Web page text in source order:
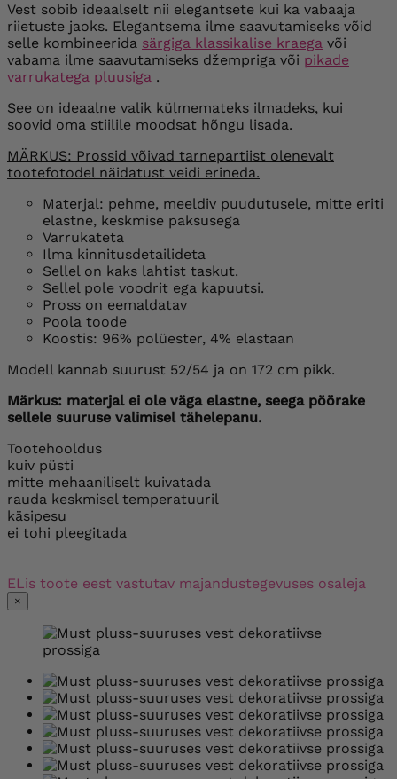
Vest sobib ideaalselt nii elegantsete kui ka vabaaja
riietuste jaoks. Elegantsema ilme saavutamiseks võid
selle kombineerida särgiga klassikalise kraega või
vabama ilme saavutamiseks džempriga või pikade
varrukatega pluusiga .
See on ideaalne valik külmemateks ilmadeks, kui
soovid oma stiilile moodsat hõngu lisada.
MÄRKUS: Prossid võivad tarnepartiist olenevalt
tootefotodel näidatust veidi erineda.
Materjal: pehme, meeldiv puudutusele, mitte eriti
elastne, keskmise paksusega
Varrukateta
Ilma kinnitusdetailideta
Sellel on kaks lahtist taskut.
Sellel pole voodrit ega kapuutsi.
Pross on eemaldatav
Poola toode
Koostis: 96% polüester, 4% elastaan
Modell kannab suurust 52/54 ja on 172 cm pikk.
Märkus: materjal ei ole väga elastne, seega pöörake
sellele suuruse valimisel tähelepanu.
Tootehooldus
kuiv püsti
mitte mehaaniliselt kuivatada
rauda keskmisel temperatuuril
käsipesu
ei tohi pleegitada
ELis toote eest vastutav majandustegevuses osaleja
×